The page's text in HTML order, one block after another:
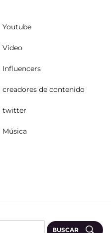
Youtube
Video
Influencers
creadores de contenido
twitter
Música
BUSCAR